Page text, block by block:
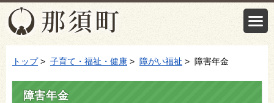
トップ> 子育て・福祉・健康 > 障がい福祉 > 障害年金
障害年金